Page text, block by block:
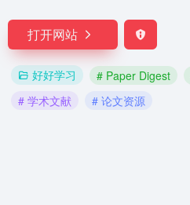
打开网站
好好学习 # Paper Digest
# 学术文献
# 论文资源